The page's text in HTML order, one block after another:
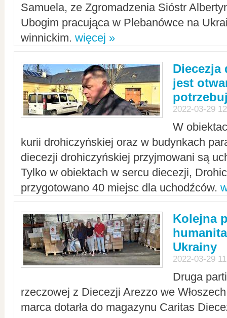
Samuela, ze Zgromadzenia Sióstr
Ubogim pracująca w Plebanówce na
winnickim. więcej »
Diecezja
jest
2022-03-29
W
kurii drohiczyńskiej oraz w budynkach
diecezji drohiczyńskiej przyjmowani są
Tylko w obiektach w sercu diecezji,
przygotowano 40 miejsc dla uchodźców.
Kolejna
Ukrainy
2022-03-29
Druga
rzeczowej z Diecezji Arezzo we
marca dotarła do magazynu Caritas